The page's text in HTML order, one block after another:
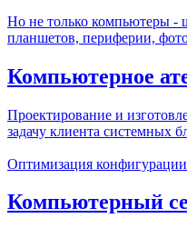
Но не только компьютеры -
планшетов, периферии,
Компьютерное
Проектирование и
задачу клиента системных
Оптимизация конфигурации
Компьютерный